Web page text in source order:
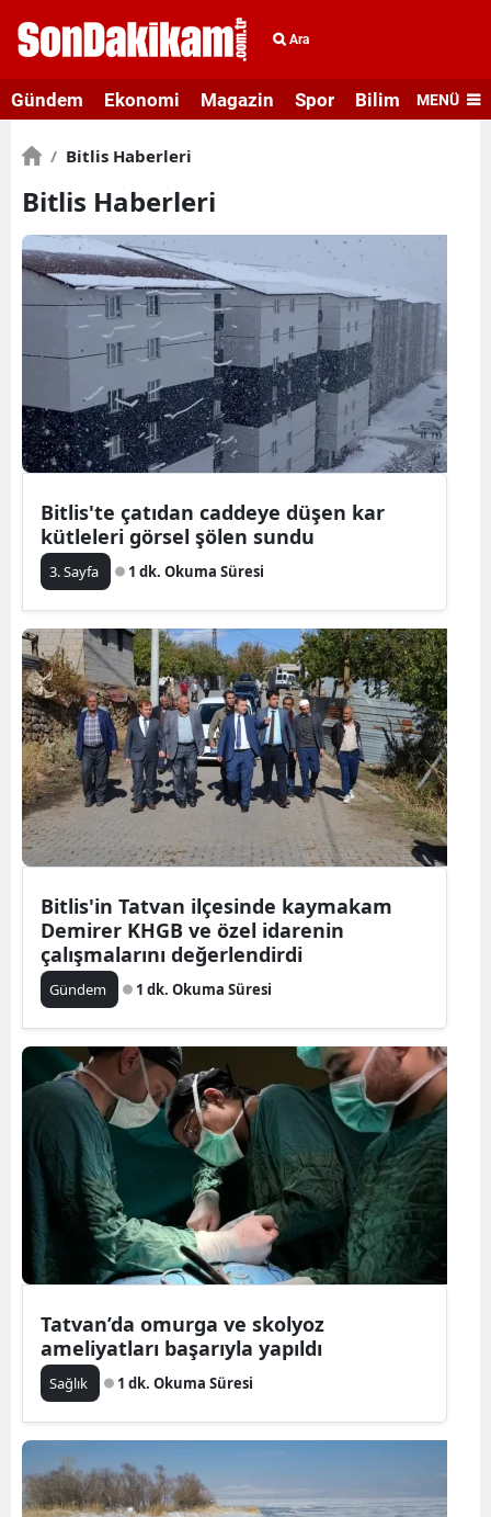
Ara
Gündem Ekonomi Magazin Spor Bilim veMENÜ
/ Bitlis Haberleri
Bitlis Haberleri
Bitlis'te çatıdan caddeye düşen kar
kütleleri görsel şölen sundu
3. Sayfa 1 dk. Okuma Süresi
Bitlis'in Tatvan ilçesinde kaymakam
Demirer KHGB ve özel idarenin
çalışmalarını değerlendirdi
Gündem 1 dk. Okuma Süresi
Tatvan’da omurga ve skolyoz
ameliyatları başarıyla yapıldı
Sağlık 1 dk. Okuma Süresi